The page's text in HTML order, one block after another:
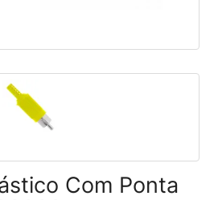
Com Ponta